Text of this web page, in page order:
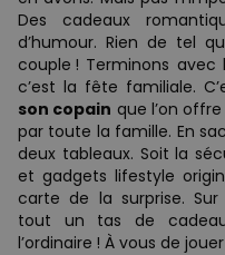
Des cadeaux
d’humour. Rien de tel
couple ! Terminons avec
c’est la fête familiale.
son copain que l’on
par toute la famille. En
deux tableaux. Soit la
et gadgets lifestyle
carte de la surprise. Sur
tout un tas de
l’ordinaire ! À vous de